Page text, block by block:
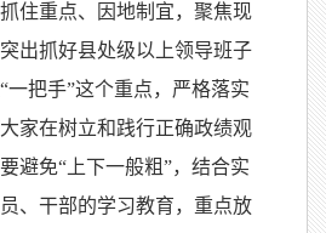
住重点、因地制宜，聚焦现
出抓好县处级以上领导班子
一把手”这个重点，严格落实
家在树立和践行正确政绩观
避免“上下一般粗”，结合实
、干部的学习教育，重点放